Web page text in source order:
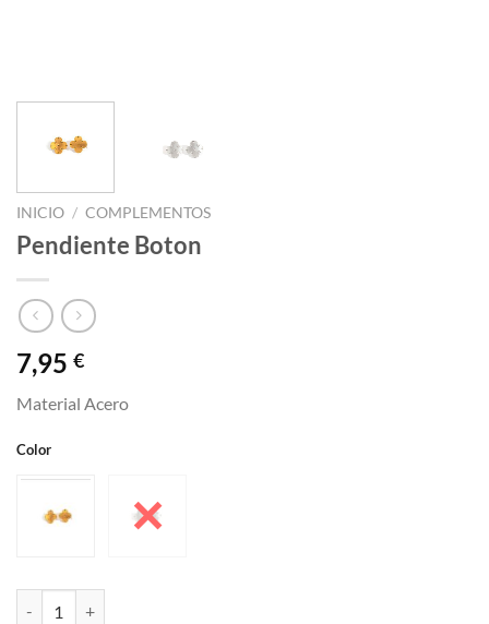
INICIO / COMPLEMENTOS
Pendiente Boton
7,95 €
Material Acero
Color